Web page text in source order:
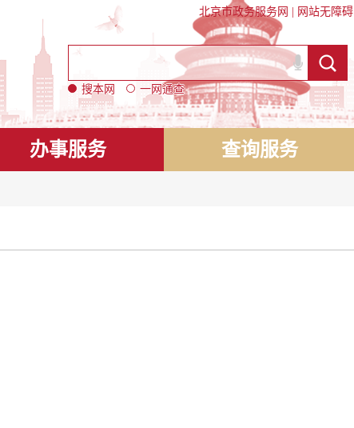
北京市政务服务网 网站无障碍
搜本网 一网通查
办事服务 查询服务